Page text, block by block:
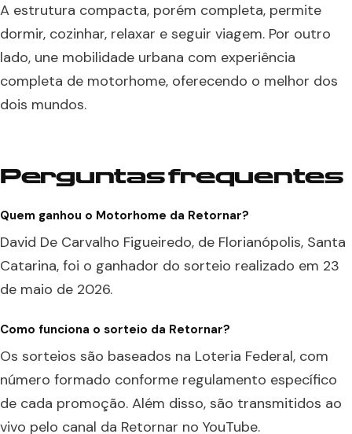
A estrutura compacta, porém completa, permite
dormir, cozinhar, relaxar e seguir viagem. Por outro
lado, une mobilidade urbana com experiência
completa de motorhome, oferecendo o melhor dos
dois mundos.
Perguntas frequentes
Quem ganhou o Motorhome da Retornar?
David De Carvalho Figueiredo, de Florianópolis, Santa
Catarina, foi o ganhador do sorteio realizado em 23
de maio de 2026.
Como funciona o sorteio da Retornar?
Os sorteios são baseados na Loteria Federal, com
número formado conforme regulamento específico
de cada promoção. Além disso, são transmitidos ao
vivo pelo canal da Retornar no YouTube.